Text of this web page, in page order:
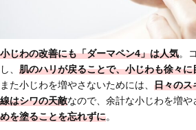
小じわの改善にも「ダーマペン4」は人気。
し、 肌のハリが戻ることで、小じわも徐々に
また小じわを増やさないためには、 日々のス
線はシワの天敵なので、余計な小じわを増や
めを塗ることを忘れずに。